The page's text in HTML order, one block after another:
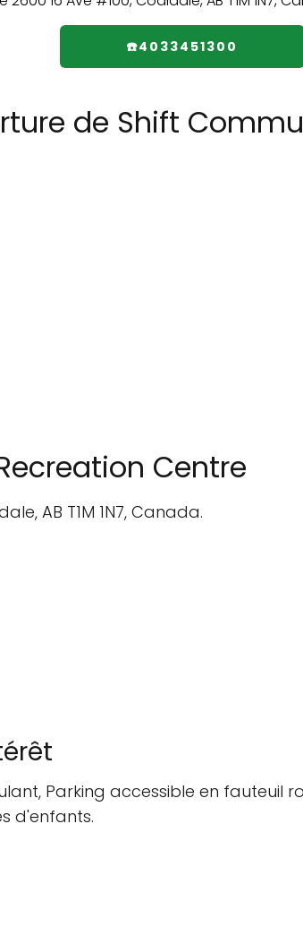
☎️4033451300
de Shift
Centre
AB T1M 1N7, Canada.
Parking accessible en
d'enfants.